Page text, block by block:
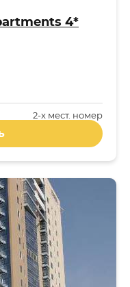
4*
2-x мест. номер